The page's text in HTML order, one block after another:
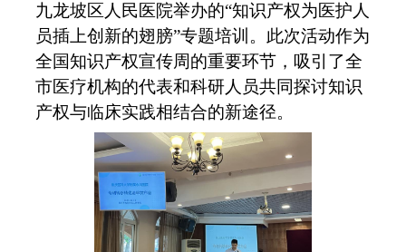
九龙坡区人民医院举办的“知识产权为医护人
员插上创新的翅膀”专题培训。此次活动作为
全国知识产权宣传周的重要环节，吸引了全
市医疗机构的代表和科研人员共同探讨知识
产权与临床实践相结合的新途径。